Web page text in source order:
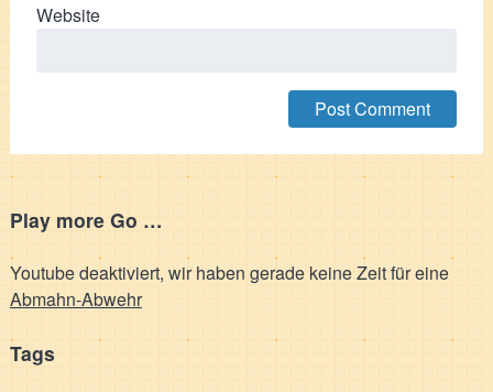
Website
Play more Go …
Youtube deaktiviert, wir haben gerade keine Zeit für eine
Abmahn-Abwehr
Tags